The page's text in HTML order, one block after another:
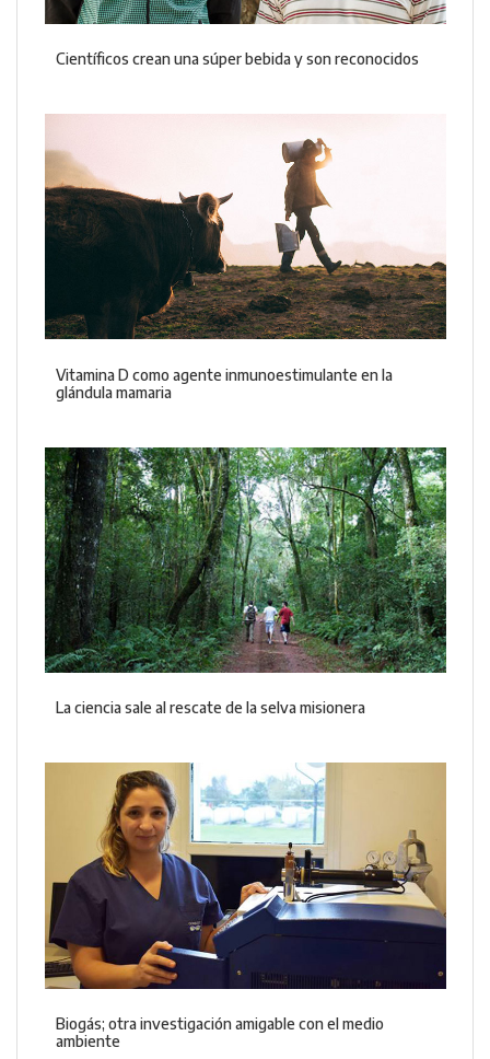
Científicos crean una súper bebida y son reconocidos
Vitamina D como agente inmunoestimulante en la
glándula mamaria
La ciencia sale al rescate de la selva misionera
Biogás; otra investigación amigable con el medio
ambiente